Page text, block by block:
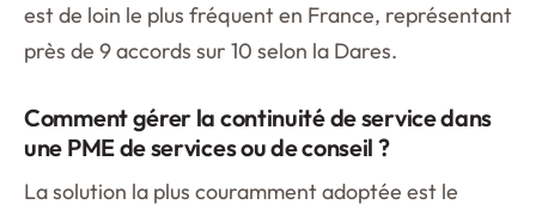
est de loin le plus fréquent en France, représentant
près de 9 accords sur 10 selon la Dares.
Comment gérer la continuité de service dans
une PME de services ou de conseil ?
La solution la plus couramment adoptée est le